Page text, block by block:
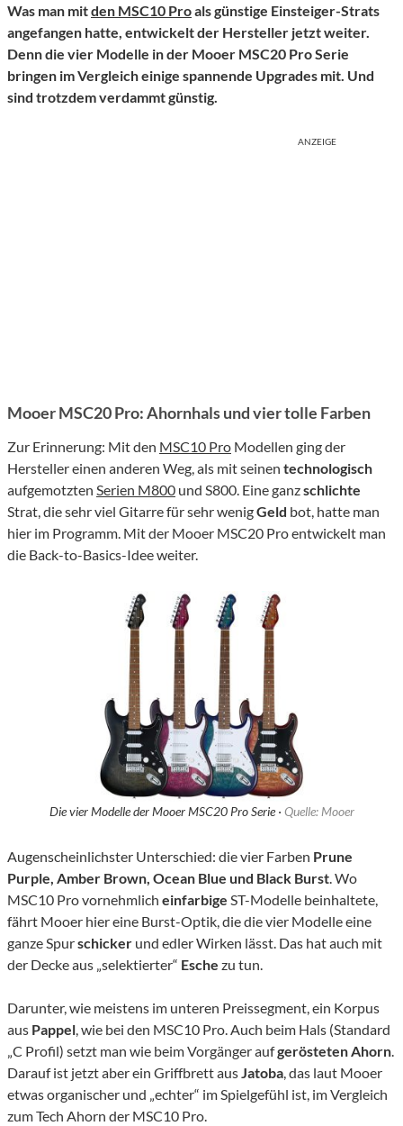
Was man mitden MSC10 Proals günstige Einsteiger-Strats
angefangen hatte, entwickelt der Hersteller jetzt weiter.
Denn die vier Modelle in der Mooer MSC20 Pro Serie
bringen im Vergleich einige spannende Upgrades mit. Und
sind trotzdem verdammt günstig.
ANZEIGE
Mooer MSC20 Pro: Ahornhals und vier tolle Farben
Zur Erinnerung: Mit den MSC10 Pro Modellen ging der
Hersteller einen anderen Weg, als mit seinen technologisch
aufgemotzten Serien M800 und S800. Eine ganzschlichte
Strat, die sehr viel Gitarre für sehr wenigGeld bot, hatte man
hier im Programm. Mit der Mooer MSC20 Pro entwickelt man
die Back-to-Basics-Idee weiter.
Die vier Modelle der Mooer MSC20 Pro Serie · Quelle: Mooer
Augenscheinlichster Unterschied: die vier Farben Prune
Purple, Amber Brown, Ocean Blue und Black Burst. Wo
MSC10 Pro vornehmlich einfarbige ST-Modelle beinhaltete,
fährt Mooer hier eine Burst-Optik, die die vier Modelle eine
ganze Spurschicker und edler Wirken lässt. Das hat auch mit
der Decke aus „selektierter“ Esche zu tun.
Darunter, wie meistens im unteren Preissegment, ein Korpus
aus Pappel, wie bei den MSC10 Pro. Auch beim Hals (Standard
„C Profil) setzt man wie beim Vorgänger aufgerösteten Ahorn.
Darauf ist jetzt aber ein Griffbrett ausJatoba, das laut Mooer
etwas organischer und „echter“ im Spielgefühl ist, im Vergleich
zum Tech Ahorn der MSC10 Pro.